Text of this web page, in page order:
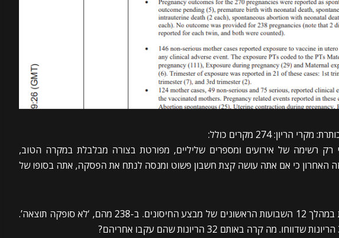
274 מקרים כולל:
רק רשימה של אירועים ומספרים שליליים, מפורטת בצורה מבלבלת במקרה הטוב,
האחרון כי אם אתה עושה קצת חשבון פשוט ומנסה לנתח את הפסקה, אתה בסופו של
“270 הריונות דווחו בנשים מחוסנות במהלך 12 השבועות הראשונים של מבצע החיסונים. ב-238 מהם, ‘לא סופקה תוצאה’.